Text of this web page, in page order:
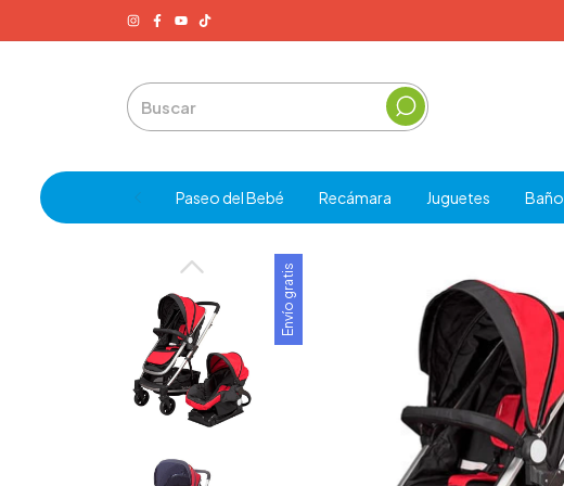
Paseo del Bebé Recámara Juguetes Baño
Envío gratis